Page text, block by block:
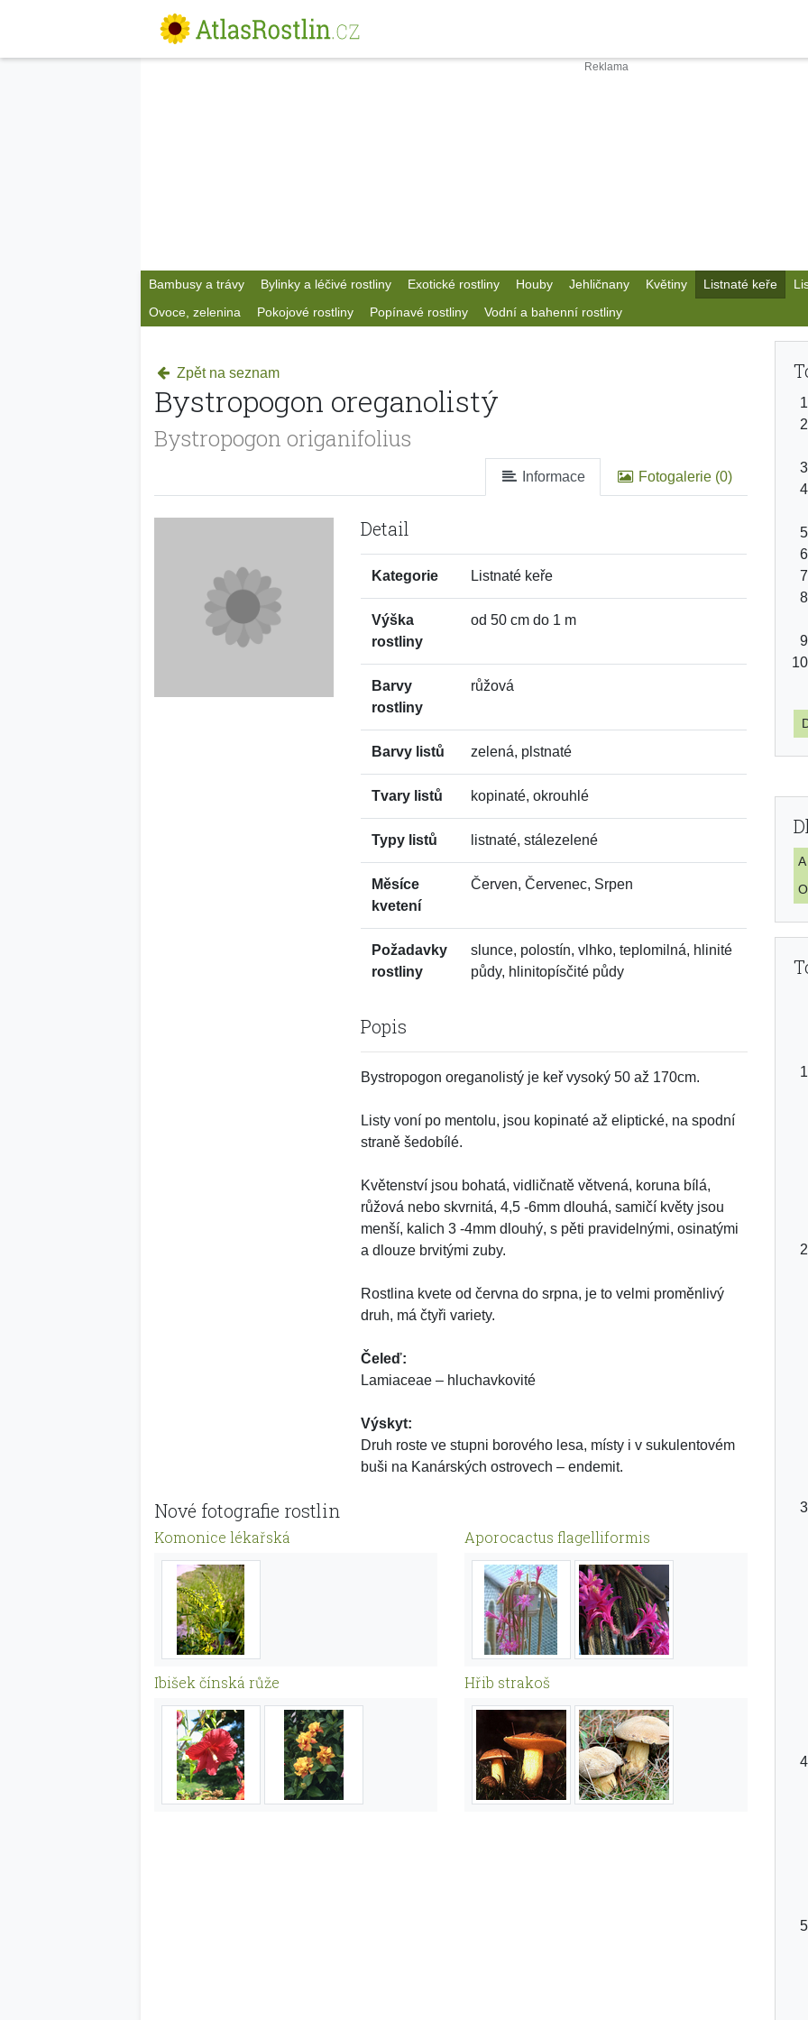
Bambusy a trávy Bylinky a léčivé rostliny Exotické rostliny Houby Jehličnany Květiny Listnaté keře
Ovoce, zelenina
Pokojové rostliny Popínavé rostliny Vodní a bahenní rostliny
Zpět na seznam
Bystropogon oreganolistý
Bystropogon origanifolius
Informace Fotogalerie (0)
Detail
Kategorie Listnaté keře
Výška
rostliny
od 50 cm do 1 m
Barvy
rostliny
růžová
Barvy listů zelená, plstnaté
Tvary listů kopinaté, okrouhlé
Typy listů listnaté, stálezelené
Měsíce
kvetení
Červen, Červenec, Srpen
Požadavky
rostliny
slunce, polostín, vlhko, teplomilná, hlinité
půdy, hlinitopísčité půdy
Popis
Bystropogon oreganolistý je keř vysoký 50 až 170cm.
Listy voní po mentolu, jsou kopinaté až eliptické, na spodní
straně šedobílé.
Květenství jsou bohatá, vidličnatě větvená, koruna bílá,
růžová nebo skvrnitá, 4,5 -6mm dlouhá, samičí květy jsou
menší, kalich 3 -4mm dlouhý, s pěti pravidelnými, osinatými
a dlouze brvitými zuby.
Rostlina kvete od června do srpna, je to velmi proměnlivý
druh, má čtyři variety.
Čeleď:
Lamiaceae – hluchavkovité
Výskyt:
Druh roste ve stupni borového lesa, místy i v sukulentovém
buši na Kanárských ostrovech – endemit.
Nové fotografie rostlin
Komonice lékařská Aporocactus flagelliformis
Ibišek čínská růže Hřib strakoš
A
O